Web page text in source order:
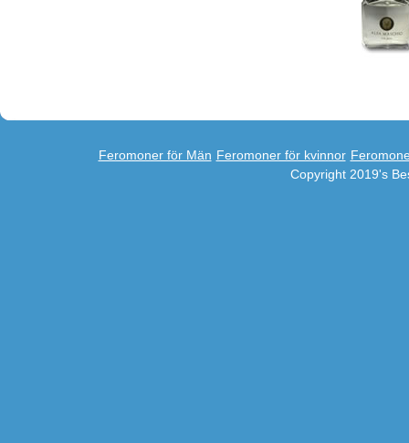
Feromoner för Män Feromoner för kvinnor
Copyright 2019's